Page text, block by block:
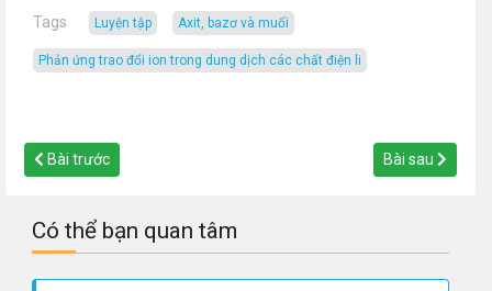
Tags luyện tập axit, bazơ và muối
phản ứng trao đổi ion trong dung dịch các chất điện li
Bài trước Bài sau
Có thể bạn quan tâm